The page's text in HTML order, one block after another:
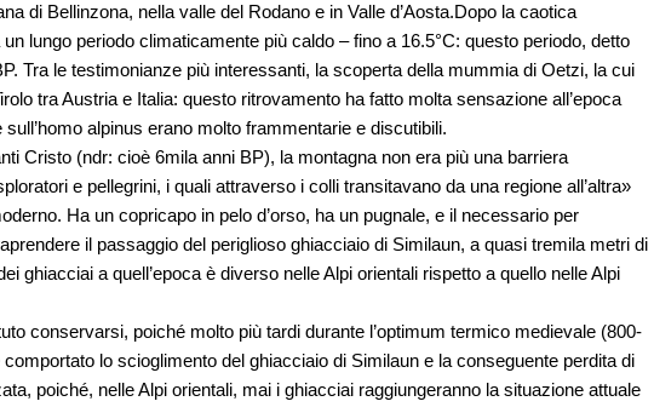
di Bellinzona, nella valle del Rodano e in Valle d’Aosta.Dopo la caotica
lungo periodo climaticamente più caldo – fino a 16.5°C: questo periodo, detto
Tra le testimonianze più interessanti, la scoperta della mummia di Oetzi, la cui
tra Austria e Italia: questo ritrovamento ha fatto molta sensazione all’epoca
alpinus erano molto frammentarie e discutibili.
Cristo (ndr: cioè 6mila anni BP), la montagna non era più una barriera
e pellegrini, i quali attraverso i colli transitavano da una regione all’altra»
Ha un copricapo in pelo d’orso, ha un pugnale, e il necessario per
il passaggio del periglioso ghiacciaio di Similaun, a quasi tremila metri di
ghiacciai a quell’epoca è diverso nelle Alpi orientali rispetto a quello nelle Alpi
conservarsi, poiché molto più tardi durante l’optimum termico medievale (800-
lo scioglimento del ghiacciaio di Similaun e la conseguente perdita di
poiché, nelle Alpi orientali, mai i ghiacciai raggiungeranno la situazione attuale